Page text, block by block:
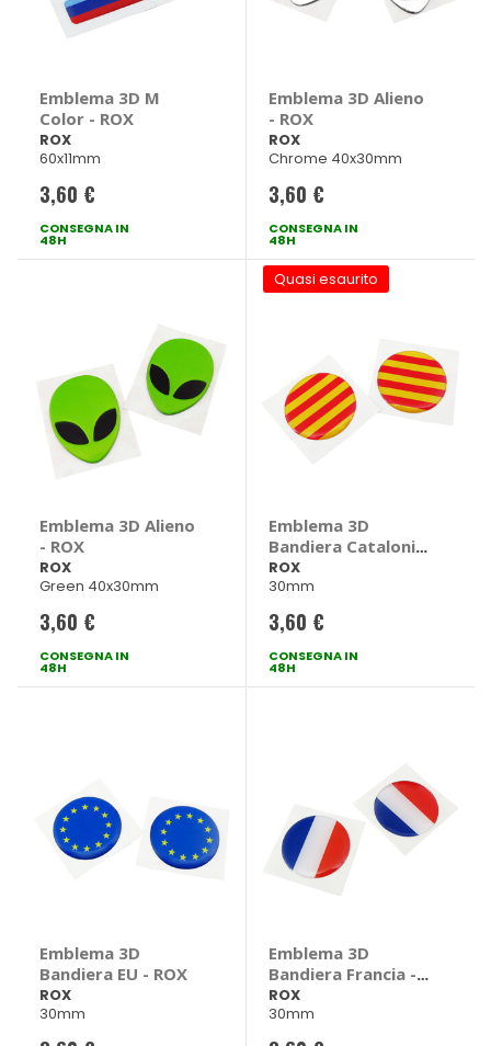
Emblema 3D M
Color - ROX
ROX
60x11mm
3,60 €
CONSEGNA IN
48H
Emblema 3D Alieno
- ROX
ROX
Chrome 40x30mm
3,60 €
CONSEGNA IN
48H
Emblema 3D Alieno
- ROX
ROX
Green 40x30mm
3,60 €
CONSEGNA IN
48H
Quasi esaurito
Emblema 3D
Bandiera Catalonia
- ROX
ROX
30mm
3,60 €
CONSEGNA IN
48H
Emblema 3D
Bandiera EU - ROX
ROX
30mm
Emblema 3D
Bandiera Francia -
ROX
ROX
30mm